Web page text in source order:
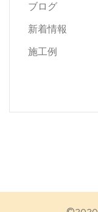
ブログ
新着情報
施工例